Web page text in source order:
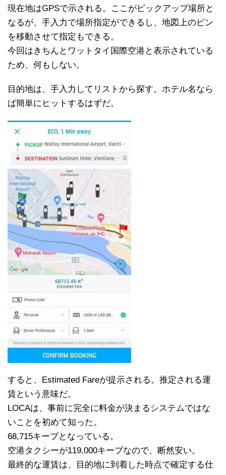
現在地はGPSで示される。ここがピックアップ場所と
なるが、手入力で場所指定ができるし、地図上のピン
を移動させて指定もできる。
今回はきちんとワットタイ国際空港と表示されている
ため、何もしない。
目的地は、手入力してリストから探す。ホテル名なら
ば簡単にヒットするはずだ。
すると、Estimated Fareが提示される。推定される運
賃という意味だ。
LOCAは、事前に完全に料金が決まるシステムではな
いことを初めて知った。
68,715キープとなっている。
空港タクシーが119,000キープなので、断然安い。
最終的な運賃は、目的地に到着した時点で確定する仕